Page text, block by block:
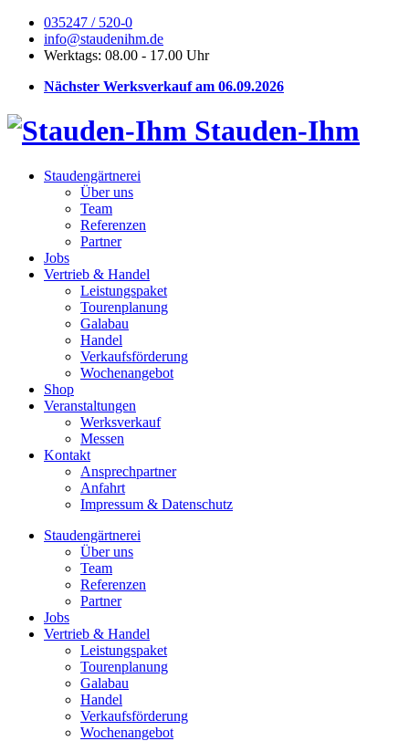
035247 / 520-0
info@staudenihm.de
Werktags: 08.00 - 17.00 Uhr
Nächster Werksverkauf am 06.09.2026
Stauden-Ihm
Staudengärtnerei
Über uns
Team
Referenzen
Partner
Jobs
Vertrieb & Handel
Leistungspaket
Tourenplanung
Galabau
Handel
Verkaufsförderung
Wochenangebot
Shop
Veranstaltungen
Werksverkauf
Messen
Kontakt
Ansprechpartner
Anfahrt
Impressum & Datenschutz
Staudengärtnerei
Über uns
Team
Referenzen
Partner
Jobs
Vertrieb & Handel
Leistungspaket
Tourenplanung
Galabau
Handel
Verkaufsförderung
Wochenangebot